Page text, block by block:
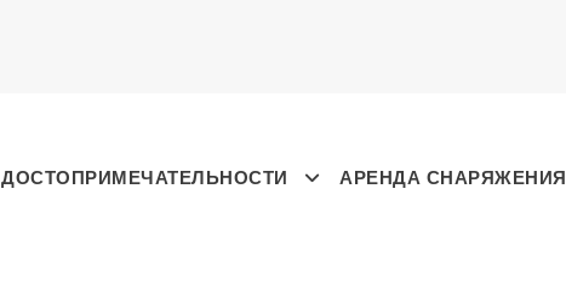
ДОСТОПРИМЕЧАТЕЛЬНОСТИ АРЕНДА СНАРЯЖЕНИЯ